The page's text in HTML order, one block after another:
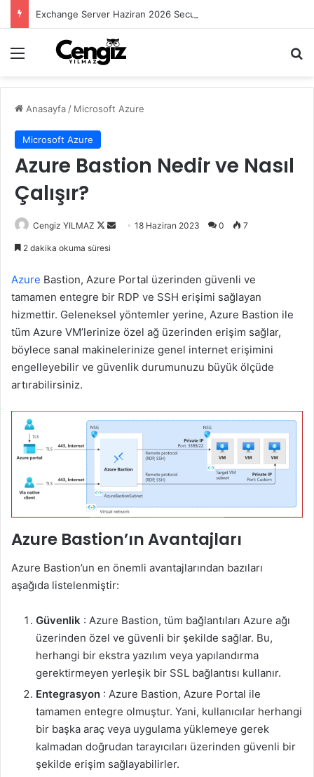
Menü
Anasayfa / Microsoft Azure
Microsoft Azure
Azure Bastion Nedir ve Nasıl
Çalışır?
Cengiz YILMAZ
Follow
Bir
göndermek
18 Haziran 2023 0 7
2 dakika okuma süresi
Azure Bastion, Azure Portal üzerinden güvenli ve
tamamen entegre bir RDP ve SSH erişimi sağlayan
hizmettir. Geleneksel yöntemler yerine, Azure Bastion ile
tüm Azure VM’lerinize özel ağ üzerinden erişim sağlar,
böylece sanal makinelerinize genel internet erişimini
engelleyebilir ve güvenlik durumunuzu büyük ölçüde
artırabilirsiniz.
Azure Bastion’ın Avantajları
Azure Bastion’un en önemli avantajlarından bazıları
aşağıda listelenmiştir:
Güvenlik : Azure Bastion, tüm bağlantıları Azure ağı
üzerinden özel ve güvenli bir şekilde sağlar. Bu,
herhangi bir ekstra yazılım veya yapılandırma
gerektirmeyen yerleşik bir SSL bağlantısı kullanır.
Entegrasyon : Azure Bastion, Azure Portal ile
tamamen entegre olmuştur. Yani, kullanıcılar herhangi
bir başka araç veya uygulama yüklemeye gerek
kalmadan doğrudan tarayıcıları üzerinden güvenli bir
şekilde erişim sağlayabilirler.